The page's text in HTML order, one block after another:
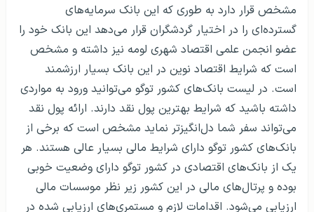
مشخص قرار دارد به طوری که این بانک سرمایه‌های
گسترده‌ای را در اختیار گردشگران قرار می‌دهد این بانک خود را
عضو انجمن علمی اقتصاد شهری لومه نیز داشته و مشخص
است که شرایط اقتصاد نوین در این بانک بسیار ارزشمند
است. در لیست بانک‌های کشور توگو می‌توانید ورود به مواردی
داشته باشید که شرایط بهترین پول نقد دارند. ارائه پول نقد
می‌تواند سفر شما دل‌انگیزتر نماید مشخص است که برخی از
بانک‌های کشور توگو دارای شرایط مالی بسیار عالی هستند. هر
یک از بانک‌های اقتصادی در کشور توگو دارای وضعیت خوبی
بوده و پرتال‌های مالی در این کشور زیر نظر موسسات مالی
ارزیابی می‌شود. اقدامات لازم و مستمری‌های ارزیابی شده در